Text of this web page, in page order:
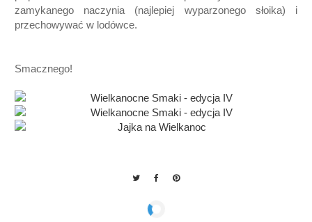
zamykanego naczynia (najlepiej wyparzonego słoika) i
przechowywać w lodówce.
Smacznego!